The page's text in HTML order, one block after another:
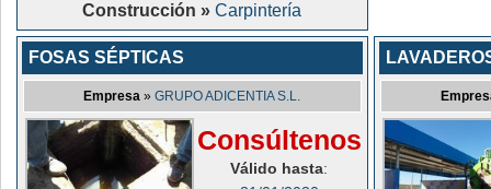
Construcción »Carpintería
FOSAS SÉPTICAS
Empresa »GRUPO ADICENTIA S.L.
Consúltenos
Válido hasta: